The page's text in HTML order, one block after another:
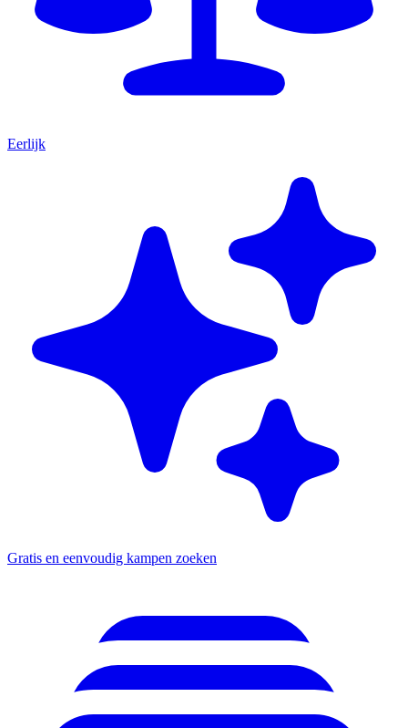
Eerlijk
Gratis en eenvoudig kampen zoeken